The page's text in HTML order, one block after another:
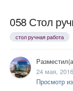
058 Стол
стол ручная работа
24 мая, 2016
Просмотр